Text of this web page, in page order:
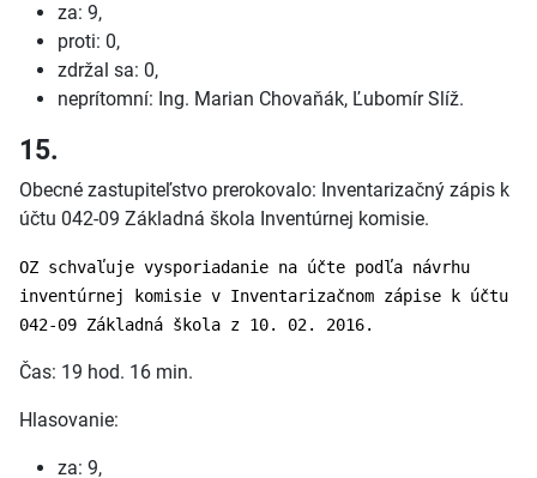
za: 9,
proti: 0,
zdržal sa: 0,
neprítomní: Ing. Marian Chovaňák, Ľubomír Slíž.
15.
Obecné zastupiteľstvo prerokovalo: Inventarizačný zápis k
účtu 042-09 Základná škola Inventúrnej komisie.
OZ schvaľuje vysporiadanie na účte podľa návrhu
inventúrnej komisie v Inventarizačnom zápise k účtu
042-09 Základná škola z 10. 02. 2016.
Čas: 19 hod. 16 min.
Hlasovanie:
za: 9,